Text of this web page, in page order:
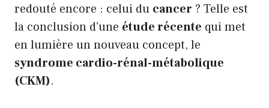
redouté encore : celui du cancer ? Telle est
la conclusion d’une étude récente qui met
en lumière un nouveau concept, le
syndrome cardio-rénal-métabolique
(CKM).